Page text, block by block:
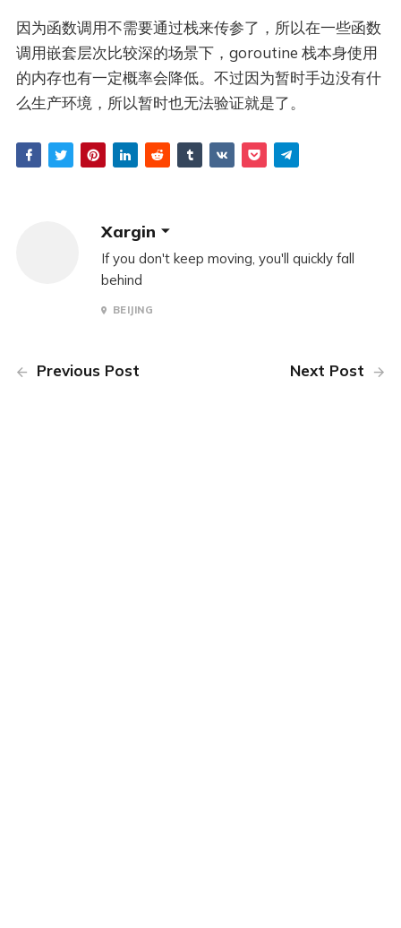
因为函数调用不需要通过栈来传参了，所以在一些函数
调用嵌套层次比较深的场景下，goroutine 栈本身使用
的内存也有一定概率会降低。不过因为暂时手边没有什
么生产环境，所以暂时也无法验证就是了。
Xargin
If you don't keep moving, you'll quickly fall
behind
BEIJING
Previous Post Next Post